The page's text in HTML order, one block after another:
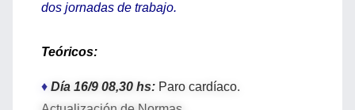
dos jornadas de trabajo.
Teóricos:
♦ Día 16/9 08,30 hs: Paro cardíaco.